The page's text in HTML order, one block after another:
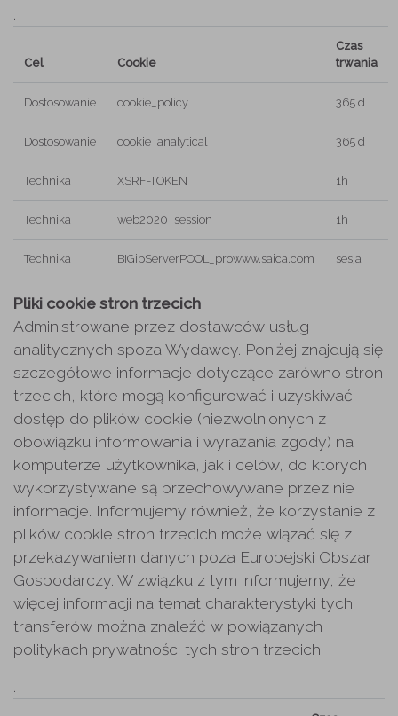
Cel Cookie
Czas
trwania
Dostosowanie cookie_policy 365 d
Dostosowanie cookie_analytical 365 d
Technika XSRF-TOKEN 1h
Technika web2020_session 1h
Technika BIGipServerPOOL_prowww.saica.com sesja
Pliki cookie stron trzecich
Administrowane przez dostawców usług
analitycznych spoza Wydawcy. Poniżej znajdują się
szczegółowe informacje dotyczące zarówno stron
trzecich, które mogą konfigurować i uzyskiwać
dostęp do plików cookie (niezwolnionych z
obowiązku informowania i wyrażania zgody) na
komputerze użytkownika, jak i celów, do których
wykorzystywane są przechowywane przez nie
informacje. Informujemy również, że korzystanie z
plików cookie stron trzecich może wiązać się z
przekazywaniem danych poza Europejski Obszar
Gospodarczy. W związku z tym informujemy, że
więcej informacji na temat charakterystyki tych
transferów można znaleźć w powiązanych
politykach prywatności tych stron trzecich: